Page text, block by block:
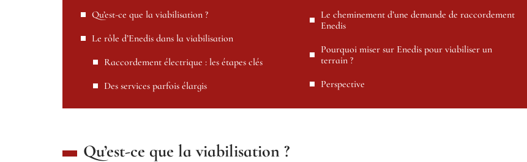
Qu’est-ce que la viabilisation ?
Le rôle d’Enedis dans la viabilisation
Raccordement électrique : les étapes clés
Des services parfois élargis
Le cheminement d’une demande de raccordement
Enedis
Pourquoi miser sur Enedis pour viabiliser un
terrain ?
Perspective
Qu’est-ce que la viabilisation ?